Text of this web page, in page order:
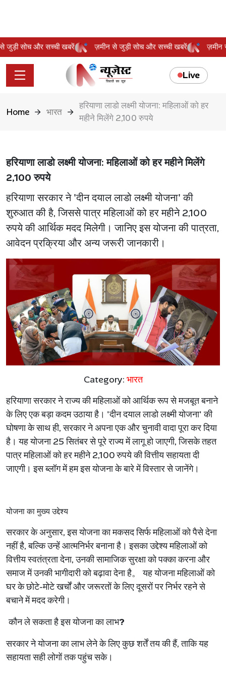
से जुड़ी सोच और सच्ची खबरें ज़मीन से जुड़ी सोच और सच्ची खबरें
Live
Home भारत
हरियाणा लाडो लक्ष्मी योजना: महिलाओं को हर
महीने मिलेंगे 2,100 रुपये
हरियाणा लाडो लक्ष्मी योजना: महिलाओं को हर महीने मिलेंगे
2,100 रुपये
हरियाणा सरकार ने 'दीन दयाल लाडो लक्ष्मी योजना' की
शुरुआत की है, जिससे पात्र महिलाओं को हर महीने 2,100
रुपये की आर्थिक मदद मिलेगी। जानिए इस योजना की पात्रता,
आवेदन प्रक्रिया और अन्य जरूरी जानकारी।
Category: भारत
हरियाणा सरकार ने राज्य की महिलाओं को आर्थिक रूप से मजबूत बनाने
के लिए एक बड़ा कदम उठाया है। 'दीन दयाल लाडो लक्ष्मी योजना'की
घोषणा के साथ ही,सरकार ने अपना एक और चुनावी वादा पूरा कर दिया
है। यह योजना25सितंबर से पूरे राज्य में लागू हो जाएगी,जिसके तहत
पात्र महिलाओं को हर महीने2,100रुपये की वित्तीय सहायता दी
जाएगी। इस ब्लॉग में हम इस योजना के बारे में विस्तार से जानेंगे।
योजना का मुख्य उद्देश्य
सरकार के अनुसार,इस योजना का मकसद सिर्फ महिलाओं को पैसे देना
नहीं है,बल्कि उन्हें आत्मनिर्भर बनाना है। इसका उद्देश्य महिलाओं को
वित्तीय स्वतंत्रता देना,उनकी सामाजिक सुरक्षा को पक्का करना और
समाज में उनकी भागीदारी को बढ़ावा देना है。
यह योजना महिलाओं को
घर के छोटे-मोटे खर्चों और जरूरतों के लिए दूसरों पर निर्भर रहने से
बचाने में मदद करेगी।
कौन ले सकता है इस योजना का लाभ?
सरकार ने योजना का लाभ लेने के लिए कुछ शर्तें तय की हैं,ताकि यह
सहायता सही लोगों तक पहुंच सके।